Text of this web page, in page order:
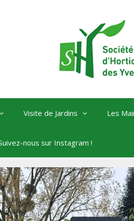
Visite de Jardins Les
nous sur Instagram !